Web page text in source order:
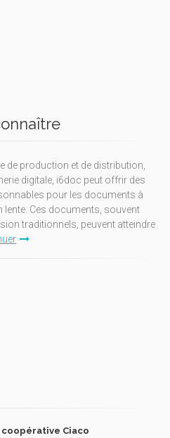
de production et de distribution,
digitale, i6doc peut offrir des
pour les documents à
Ces documents, souvent
traditionnels, peuvent atteindre
Ciaco